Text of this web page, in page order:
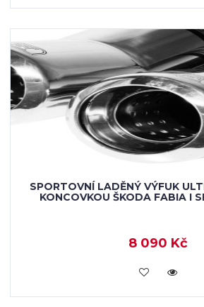
SPORTOVNÍ LADĚNÝ VÝFUK
KONCOVKOU ŠKODA FABIA I
8 090 Kč
KOUPIT